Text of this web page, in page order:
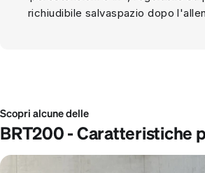
richiudibile salvaspazio dopo
Scopri alcune delle
BRT200 - Caratteristiche